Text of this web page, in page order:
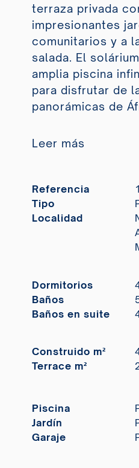
terraza privada
impresionantes
comunitarios y a
salada. El
amplia piscina
para disfrutar de
panorámicas de
Leer más
Referencia
Tipo
Localidad
Dormitorios
Baños
Baños en suite
Construido m²
Terrace m²
Piscina
Jardín
Garaje